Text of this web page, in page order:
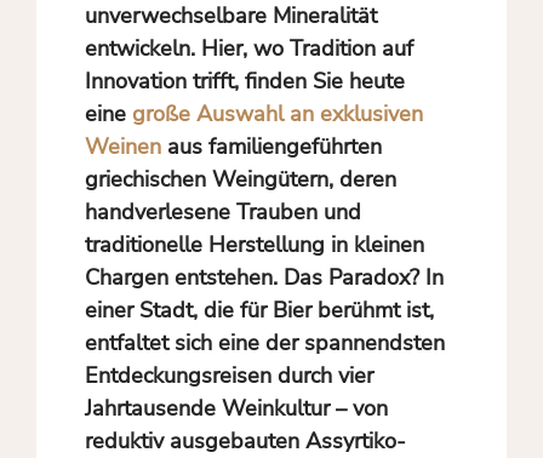
unverwechselbare Mineralität
entwickeln. Hier, wo Tradition auf
Innovation trifft, finden Sie heute
eine große Auswahl an exklusiven
Weinen aus familiengeführten
griechischen Weingütern, deren
handverlesene Trauben und
traditionelle Herstellung in kleinen
Chargen entstehen. Das Paradox? In
einer Stadt, die für Bier berühmt ist,
entfaltet sich eine der spannendsten
Entdeckungsreisen durch vier
Jahrtausende Weinkultur – von
reduktiv ausgebauten Assyrtiko-